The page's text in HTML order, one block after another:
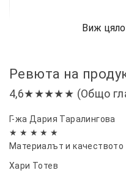
Ревюта на
4,6★★★★★ (Общо
Г-жа Дария Таралингова
★ ★ ★ ★ ★
Материалът и качеството
Хари Тотев